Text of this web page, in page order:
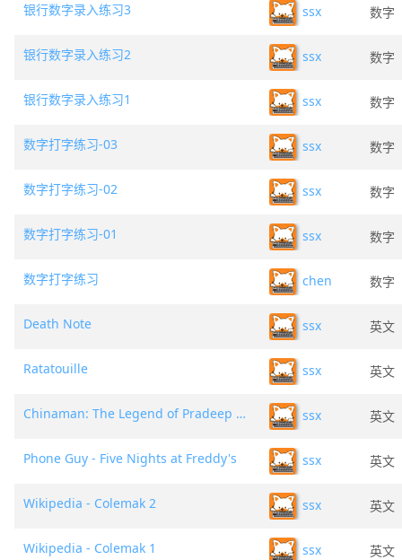
银行数字录入练习3 ssx 数字
银行数字录入练习2 ssx 数字
银行数字录入练习1 ssx 数字
数字打字练习-03 ssx 数字
数字打字练习-02 ssx 数字
数字打字练习-01 ssx 数字
数字打字练习 chen 数字
Death Note ssx 英文
Ratatouille ssx 英文
Chinaman: The Legend of Pradeep Mathew ssx 英文
Phone Guy - Five Nights at Freddy's ssx 英文
Wikipedia - Colemak 2 ssx 英文
Wikipedia - Colemak 1 ssx 英文